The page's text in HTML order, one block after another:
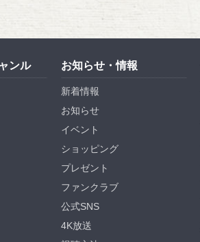
ンル お知らせ・情報
新着情報
お知らせ
イベント
ショッピング
プレゼント
ファンクラブ
公式SNS
4K放送